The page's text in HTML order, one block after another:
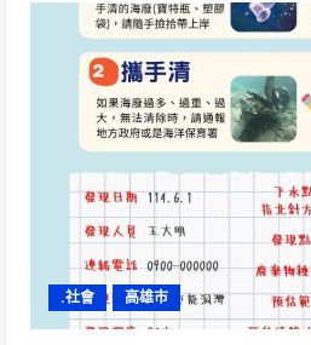
.社會 高雄市